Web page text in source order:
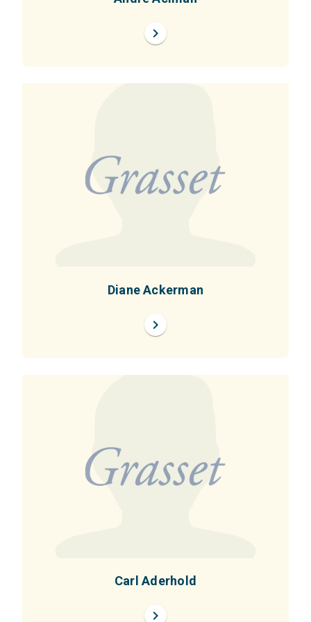
chevron_right
Diane Ackerman
chevron_right
Carl Aderhold
chevron_right